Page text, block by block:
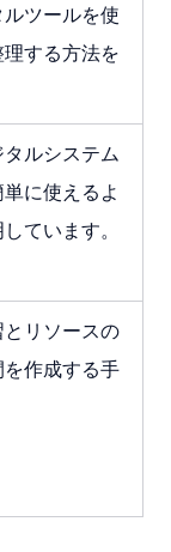
ツールを使
する方法を
ルシステム
に使えるよ
ています。
リソースの
作成する手